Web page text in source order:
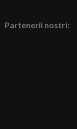
Partenerii nostri: